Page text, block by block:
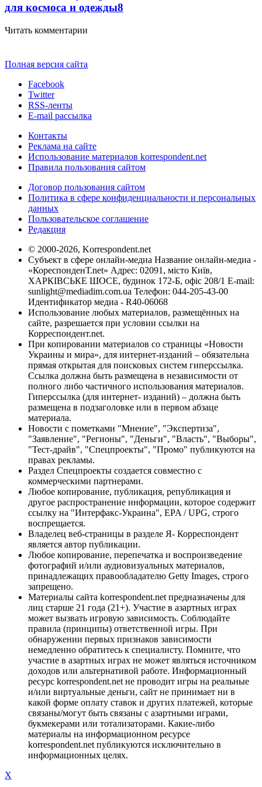
для космоса и одежды8
Читать комментарии
Полная версия сайта
Facebook
Twitter
RSS-ленты
E-mail рассылка
Контакты
Реклама на сайте
Использование материалов korrespondent.net
Правила пользования сайтом
Договор пользования сайтом
Политика в сфере конфиденциальности и персональных
данных
Пользовательское соглашение
Редакция
© 2000-2026, Korrespondent.net
Субъект в сфере онлайн-медиа Название онлайн-медиа -
«КореспонденТ.net» Адрес: 02091, місто Київ,
ХАРКІВСЬКЕ ШОСЕ, будинок 172-Б, офіс 208/1 E-mail:
sunlight@mediadim.com.ua Телефон: 044-205-43-00
Идентификатор медиа - R40-06068
Использование любых материалов, размещённых на
сайте, разрешается при условии ссылки на
Корреспондент.net.
При копировании материалов со страницы «Новости
Украины и мира», для интернет-изданий – обязательна
прямая открытая для поисковых систем гиперссылка.
Ссылка должна быть размещена в независимости от
полного либо частичного использования материалов.
Гиперссылка (для интернет- изданий) – должна быть
размещена в подзаголовке или в первом абзаце
материала.
Новости с пометками "Мнение", "Экспертиза",
"Заявление", "Регионы", "Деньги", "Власть", "Выборы",
"Тест-драйв", "Спецпроекты", "Промо" публикуются на
правах рекламы.
Раздел Спецпроекты создается совместно с
коммерческими партнерами.
Любое копирование, публикация, републикация и
другое распространение информации, которое содержит
ссылку на "Интерфакс-Украина", EPA / UPG, строго
воспрещается.
Владелец веб-страницы в разделе Я- Корреспондент
является автор публикации.
Любое копирование, перепечатка и воспроизведение
фотографий и/или аудиовизуальных материалов,
принадлежащих правообладателю Getty Images, строго
запрещено.
Материалы сайта korrespondent.net предназначены для
лиц старше 21 года (21+). Участие в азартных играх
может вызвать игровую зависимость. Соблюдайте
правила (принципы) ответственной игры. При
обнаружении первых признаков зависимости
немедленно обратитесь к специалисту. Помните, что
участие в азартных играх не может являться источником
доходов или альтернативой работе. Информационный
ресурс korrespondent.net не проводит игры на реальные
и/или виртуальные деньги, сайт не принимает ни в
какой форме оплату ставок и других платежей, которые
связаны/могут быть связаны с азартными играми,
букмекерами или тотализаторами. Какие-либо
материалы на информационном ресурсе
korrespondent.net публикуются исключительно в
информационных целях.
X